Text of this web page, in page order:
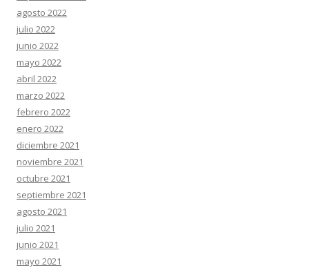
agosto 2022
julio 2022
junio 2022
mayo 2022
abril 2022
marzo 2022
febrero 2022
enero 2022
diciembre 2021
noviembre 2021
octubre 2021
septiembre 2021
agosto 2021
julio 2021
junio 2021
mayo 2021